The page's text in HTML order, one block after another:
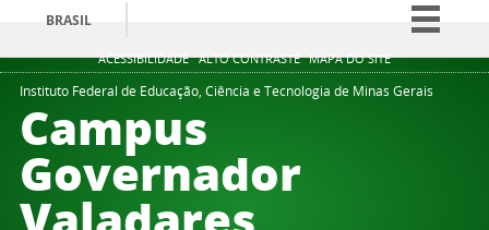
ACESSIBILIDADE ALTO CONTRASTE MAPA DO SITE
BRASIL
Simplifique!
Comunica BR
Instituto Federal de Educação, Ciência e Tecnologia de Minas Gerais
Campus
Governador